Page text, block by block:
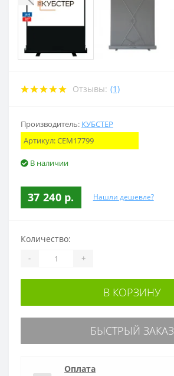
Отзывы: (1)
Производитель: КУБСТЕР
Артикул:CEM17799
В наличии
37 240 р. Нашли дешевле?
Количество:
- +
В КОРЗИНУ
БЫСТРЫЙ ЗАКАЗ
Оплата